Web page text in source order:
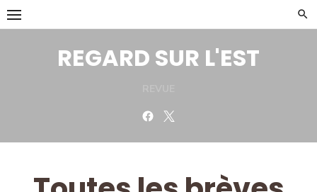
Skip
to
REGARD SUR L'EST
Facebook